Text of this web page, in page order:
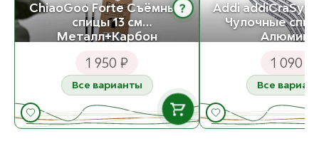
ChiaoGoo Forte Съёмные
спицы 13 см
Металл+Карбон
?
1 950 ₽
Все варианты
Addi
Чулочные
1 090 ₽
Все